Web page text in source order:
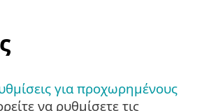
για προχωρημένους
να ρυθμίσετε τις